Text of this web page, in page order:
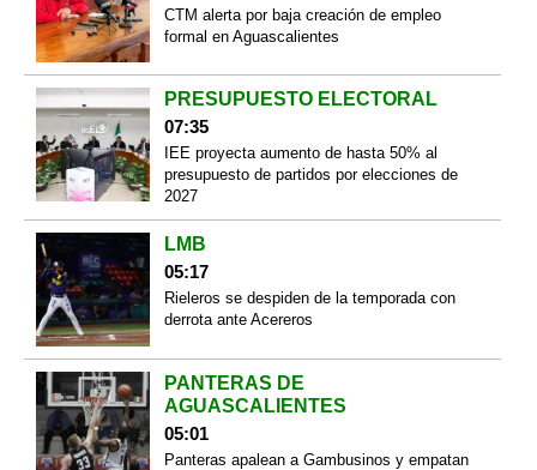
CTM alerta por baja creación de empleo
formal en Aguascalientes
PRESUPUESTO ELECTORAL
07:35
IEE proyecta aumento de hasta 50% al
presupuesto de partidos por elecciones de
2027
LMB
05:17
Rieleros se despiden de la temporada con
derrota ante Acereros
PANTERAS DE
AGUASCALIENTES
05:01
Panteras apalean a Gambusinos y empatan